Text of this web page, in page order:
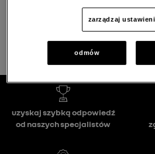
wróć na stronę
zarządzaj
odmów